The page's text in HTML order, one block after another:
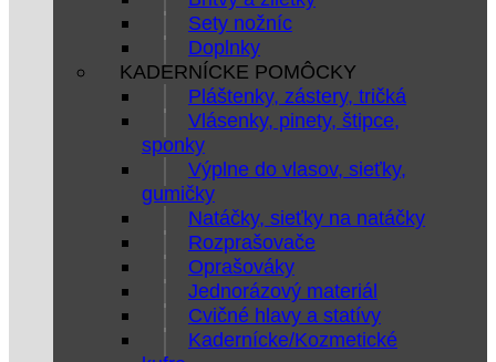
Sety nožníc
Doplnky
KADERNÍCKE POMÔCKY
Pláštenky, zástery, tričká
Vlásenky, pinety, štipce,
sponky
Výplne do vlasov, sieťky,
gumičky
Natáčky, sieťky na natáčky
Rozprašovače
Oprašováky
Jednorázový materiál
Cvičné hlavy a statívy
Kadernícke/Kozmetické